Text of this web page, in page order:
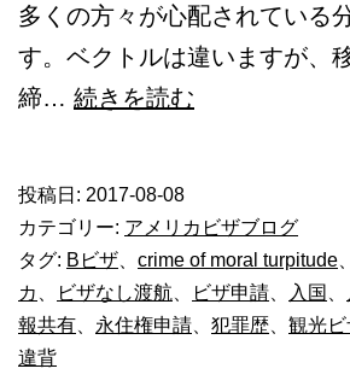
多くの方々が心配されている
す。ベクトルは違いますが、
締… 続きを読む
り。
米
国
入
投稿日: 2017-08-08
カテゴリー: アメリカビザブログ
タグ: Bビザ crime of moral turpitude
カ
ビザなし渡航 ビザ申請 入国
報共有
永住権申請 犯罪歴 観光ビ
違背